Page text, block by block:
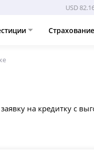
USD
на кредитку с